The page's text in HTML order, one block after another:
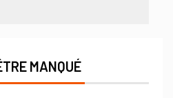
MANQUÉ